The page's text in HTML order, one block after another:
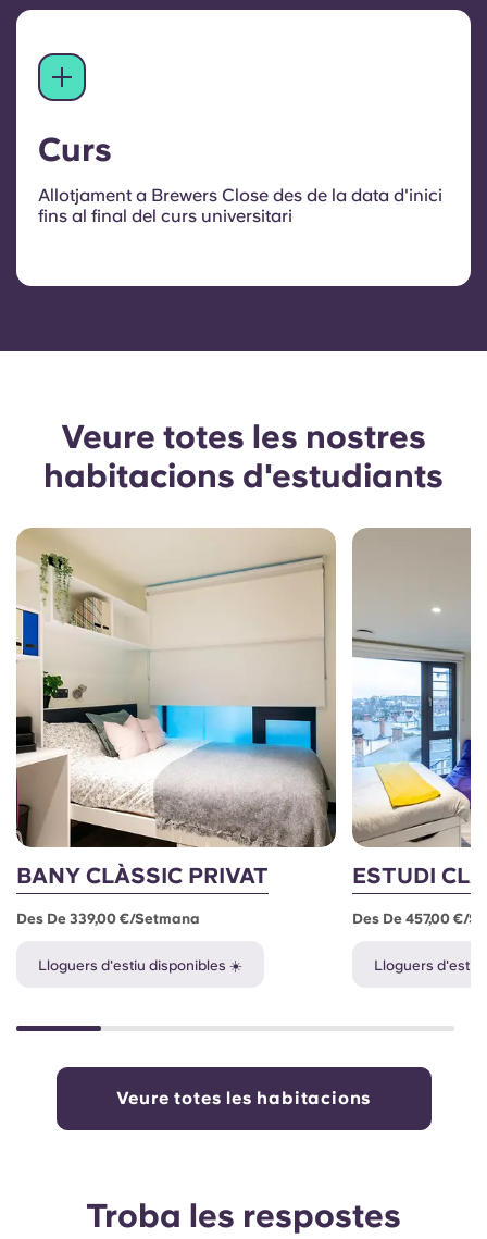
Curs
Allotjament a Brewers Close des de la data d'inici
fins al final del curs universitari
Veure totes les nostres
habitacions d'estudiants
BANY CLÀSSIC PRIVAT
Des De 339,00 €/setmana
Lloguers d'estiu disponibles ☀️
ESTUDI
Des De 457,00 €/
Lloguers
Veure totes les habitacions
Troba les respostes